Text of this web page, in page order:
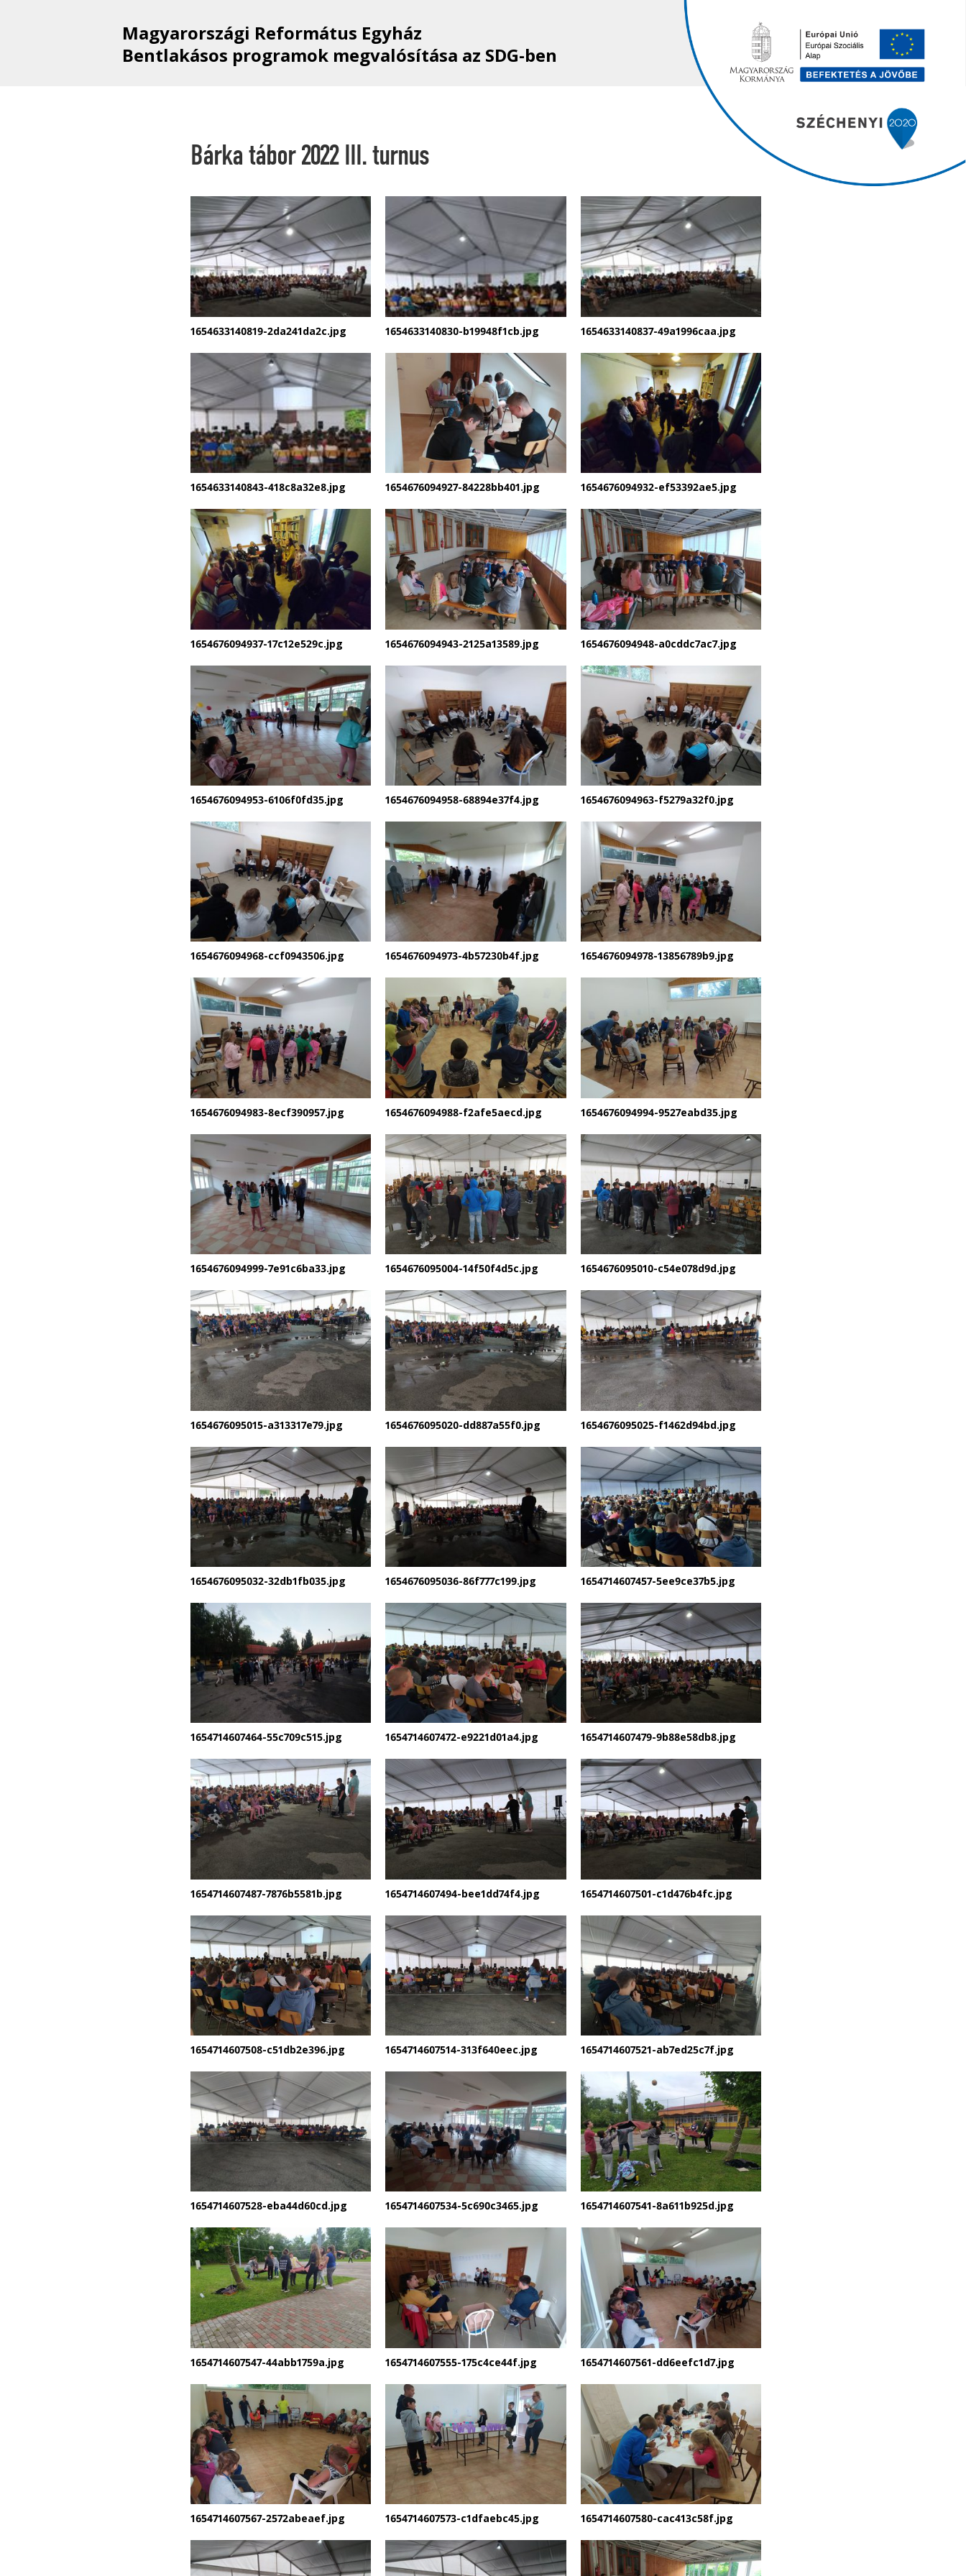
Magyarországi Református Egyház
Bentlakásos programok megvalósítása az SDG-ben
Bárka tábor 2022 III. turnus
1654633140819-2da241da2c.jpg 1654633140830-b19948f1cb.jpg 1654633140837-49a1996caa.jpg
1654633140843-418c8a32e8.jpg 1654676094927-84228bb401.jpg 1654676094932-ef53392ae5.jpg
1654676094937-17c12e529c.jpg 1654676094943-2125a13589.jpg 1654676094948-a0cddc7ac7.jpg
1654676094953-6106f0fd35.jpg 1654676094958-68894e37f4.jpg 1654676094963-f5279a32f0.jpg
1654676094968-ccf0943506.jpg 1654676094973-4b57230b4f.jpg 1654676094978-13856789b9.jpg
1654676094983-8ecf390957.jpg 1654676094988-f2afe5aecd.jpg 1654676094994-9527eabd35.jpg
1654676094999-7e91c6ba33.jpg 1654676095004-14f50f4d5c.jpg 1654676095010-c54e078d9d.jpg
1654676095015-a313317e79.jpg 1654676095020-dd887a55f0.jpg 1654676095025-f1462d94bd.jpg
1654676095032-32db1fb035.jpg 1654676095036-86f777c199.jpg 1654714607457-5ee9ce37b5.jpg
1654714607464-55c709c515.jpg 1654714607472-e9221d01a4.jpg 1654714607479-9b88e58db8.jpg
1654714607487-7876b5581b.jpg 1654714607494-bee1dd74f4.jpg 1654714607501-c1d476b4fc.jpg
1654714607508-c51db2e396.jpg 1654714607514-313f640eec.jpg 1654714607521-ab7ed25c7f.jpg
1654714607528-eba44d60cd.jpg 1654714607534-5c690c3465.jpg 1654714607541-8a611b925d.jpg
1654714607547-44abb1759a.jpg 1654714607555-175c4ce44f.jpg 1654714607561-dd6eefc1d7.jpg
1654714607567-2572abeaef.jpg 1654714607573-c1dfaebc45.jpg 1654714607580-cac413c58f.jpg